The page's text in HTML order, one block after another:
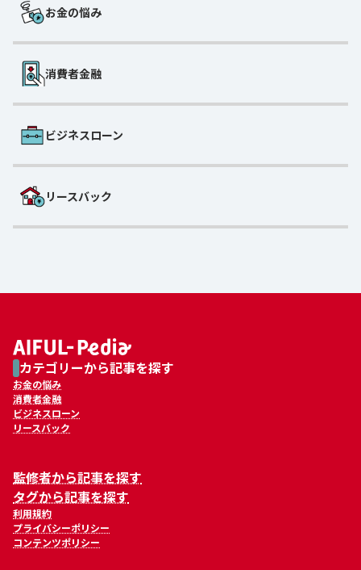
お金の悩み
消費者金融
ビジネスローン
リースバック
カテゴリーから記事を探す
お金の悩み
消費者金融
ビジネスローン
リースバック
監修者から記事を探す
タグから記事を探す
利用規約
プライバシーポリシー
コンテンツポリシー